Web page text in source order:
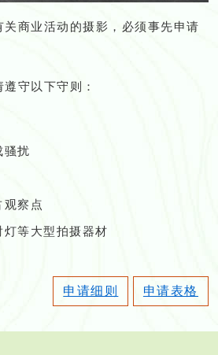
商业活动的摄影，必须事先申请
守以下守则：
骚扰
观察点
等大型拍摄器材
申请细则 申请表格